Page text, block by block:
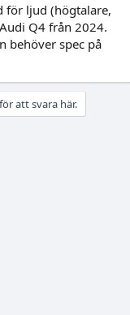
för ljud (högtalare,
Q4 från 2024.
behöver spec på
att svara här.